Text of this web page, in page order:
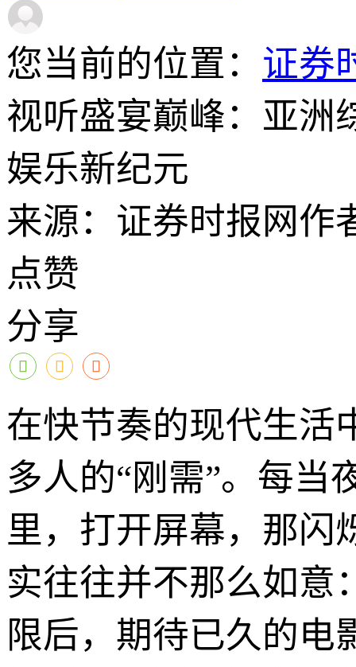
您当前的位置： 证券
视听盛宴巅峰：亚洲
娱乐新纪元
来源：证券时报网作
点赞
分享
在快节奏的现代生活
多人的“刚需”。每当
里，打开屏幕，那闪
实往往并不那么如意
限后，期待已久的电